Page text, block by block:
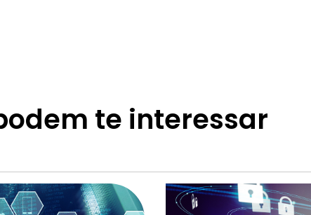
te interessar